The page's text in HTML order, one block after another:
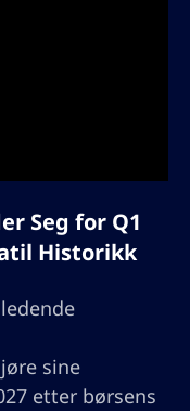
Seg for Q1
Historikk
sine
etter børsens